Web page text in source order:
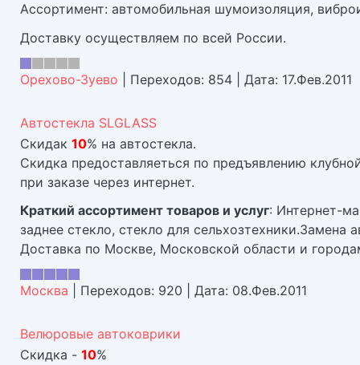
Ассортимент: автомобильная шумоизоляция,
Доставку осуществляем по всей России.
Орехово-Зуево Переходов: 854 Дата: 17.Фев.2011
Автостекла SLGLASS
Скидак 10% на автостекла.
Скидка предоставляеться по предъявлению
при заказе через интернет.
Краткий ассортимент товаров и услуг: Интернет-
заднее стекло, стекло для сельхозтехники.Замена
Доставка по Москве, Московской области и
Москва Переходов: 920 Дата: 08.Фев.2011
Велюровые автоковрики
Скидка - 10%